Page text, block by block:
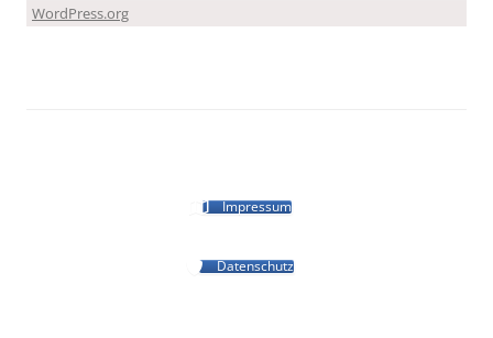
WordPress.org
Impressum
Datenschutz